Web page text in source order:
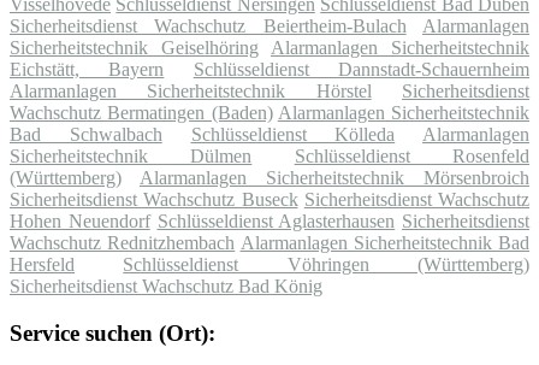
Visselhövede Schlüsseldienst Nersingen Schlüsseldienst Bad Düben
Sicherheitsdienst Wachschutz Beiertheim-Bulach
Alarmanlagen
Sicherheitstechnik Geiselhöring
Alarmanlagen Sicherheitstechnik
Eichstätt, Bayern
Schlüsseldienst Dannstadt-Schauernheim
Alarmanlagen Sicherheitstechnik Hörstel
Sicherheitsdienst
Wachschutz Bermatingen (Baden) Alarmanlagen Sicherheitstechnik
Bad Schwalbach
Schlüsseldienst Kölleda
Alarmanlagen
Sicherheitstechnik Dülmen
Schlüsseldienst Rosenfeld
(Württemberg)
Alarmanlagen Sicherheitstechnik Mörsenbroich
Sicherheitsdienst Wachschutz Buseck Sicherheitsdienst Wachschutz
Hohen Neuendorf Schlüsseldienst Aglasterhausen Sicherheitsdienst
Wachschutz Rednitzhembach Alarmanlagen Sicherheitstechnik Bad
Hersfeld
Schlüsseldienst Vöhringen (Württemberg)
Sicherheitsdienst Wachschutz Bad König
Service suchen (Ort):